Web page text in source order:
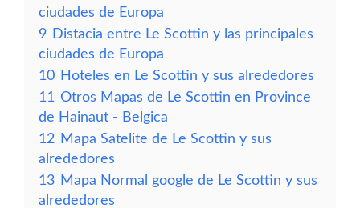
ciudades de Europa
9 Distacia entre Le Scottin y las principales
ciudades de Europa
10 Hoteles en Le Scottin y sus alrededores
11 Otros Mapas de Le Scottin en Province
de Hainaut - Belgica
12 Mapa Satelite de Le Scottin y sus
alrededores
13 Mapa Normal google de Le Scottin y sus
alrededores